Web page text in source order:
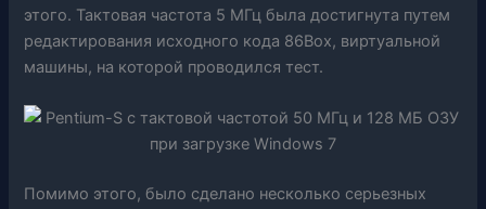
этого. Тактовая частота 5 МГц была достигнута путем
редактирования исходного кода 86Box, виртуальной
машины, на которой проводился тест.
Помимо этого, было сделано несколько серьезных